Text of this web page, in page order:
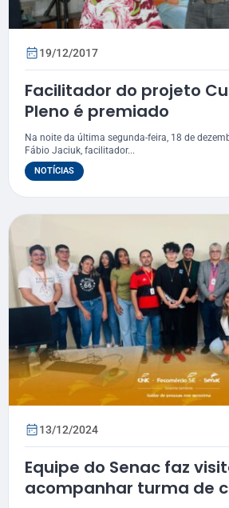
19/12/2017
Facilitador do projeto
Pleno é premiado
Na noite da última segunda-feira, 18 de
Fábio Jaciuk, facilitador...
NOTÍCIAS
13/12/2024
Equipe do Senac faz
acompanhar turma de